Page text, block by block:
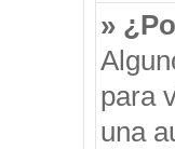
»
para
una